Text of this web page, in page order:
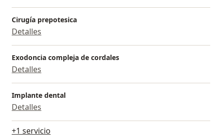
Cirugía prepotesica
Detalles
Exodoncia compleja de cordales
Detalles
Implante dental
Detalles
+1 servicio